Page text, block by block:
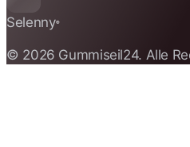
Selenny®
© 2026 Gummiseil24. Alle